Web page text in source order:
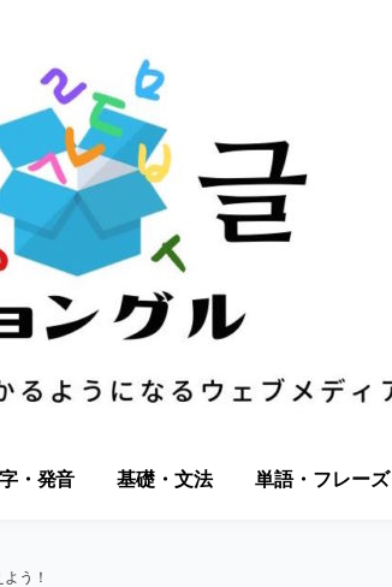
・発音 基礎・文法 単語・フレーズ
う！